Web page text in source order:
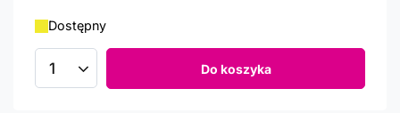
Dostępny
Ilość produktów Do koszyka